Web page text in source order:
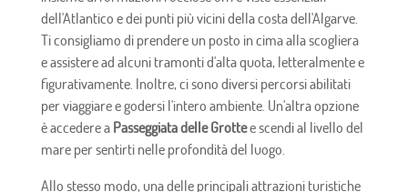
dell'Atlantico e dei punti più vicini della costa dell'Algarve.
Ti consigliamo di prendere un posto in cima alla scogliera
e assistere ad alcuni tramonti d'alta quota, letteralmente e
figurativamente. Inoltre, ci sono diversi percorsi abilitati
per viaggiare e godersi l'intero ambiente. Un'altra opzione
è accedere a Passeggiata delle Grottee scendi al livello del
mare per sentirti nelle profondità del luogo.
Allo stesso modo, una delle principali attrazioni turistiche